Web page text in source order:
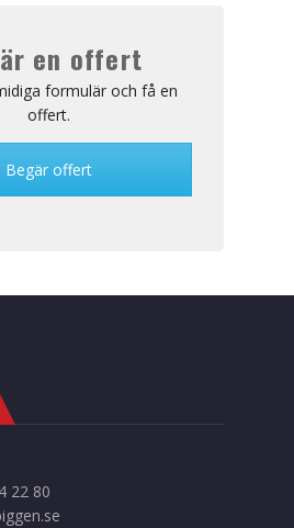
en offert
formulär och få en
offert.
Begär offert
22 80